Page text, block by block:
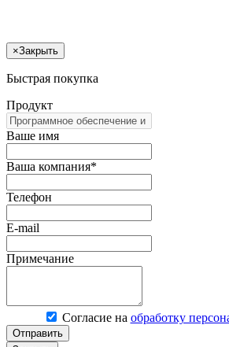
×Закрыть
Быстрая покупка
Продукт
Ваше имя
Ваша компания*
Телефон
E-mail
Примечание
Согласие на обработку
Отправить